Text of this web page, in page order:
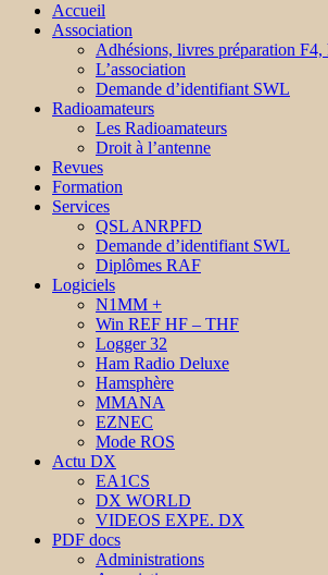
Accueil
Association
Adhésions, livres préparation
L’association
Demande d’identifiant SWL
Radioamateurs
Les Radioamateurs
Droit à l’antenne
Revues
Formation
Services
QSL ANRPFD
Demande d’identifiant SWL
Diplômes RAF
Logiciels
N1MM +
Win REF HF – THF
Logger 32
Ham Radio Deluxe
Hamsphère
MMANA
EZNEC
Mode ROS
Actu DX
EA1CS
DX WORLD
VIDEOS EXPE. DX
PDF docs
Administrations